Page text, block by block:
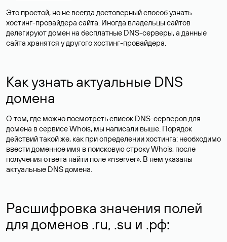
Это простой, но не всегда достоверный способ узнать
хостинг-провайдера сайта. Иногда владельцы сайтов
делегируют домен на бесплатные DNS-серверы, а данные
сайта хранятся у другого хостинг-провайдера.
Как узнать актуальные DNS
домена
О том, где можно посмотреть список DNS-серверов для
домена в сервисе Whois, мы написали выше. Порядок
действий такой же, как при определении хостинга: необходимо
ввести доменное имя в поисковую строку Whois, после
получения ответа найти поле «nserver». В нем указаны
актуальные DNS домена.
Расшифровка значения полей
для доменов .ru, .su и .рф: